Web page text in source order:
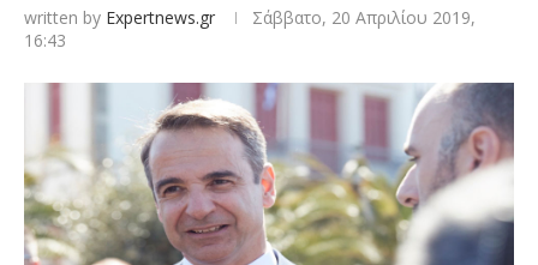
written by Expertnews.gr
Σάββατο, 20 Απριλίου 2019,
16:43